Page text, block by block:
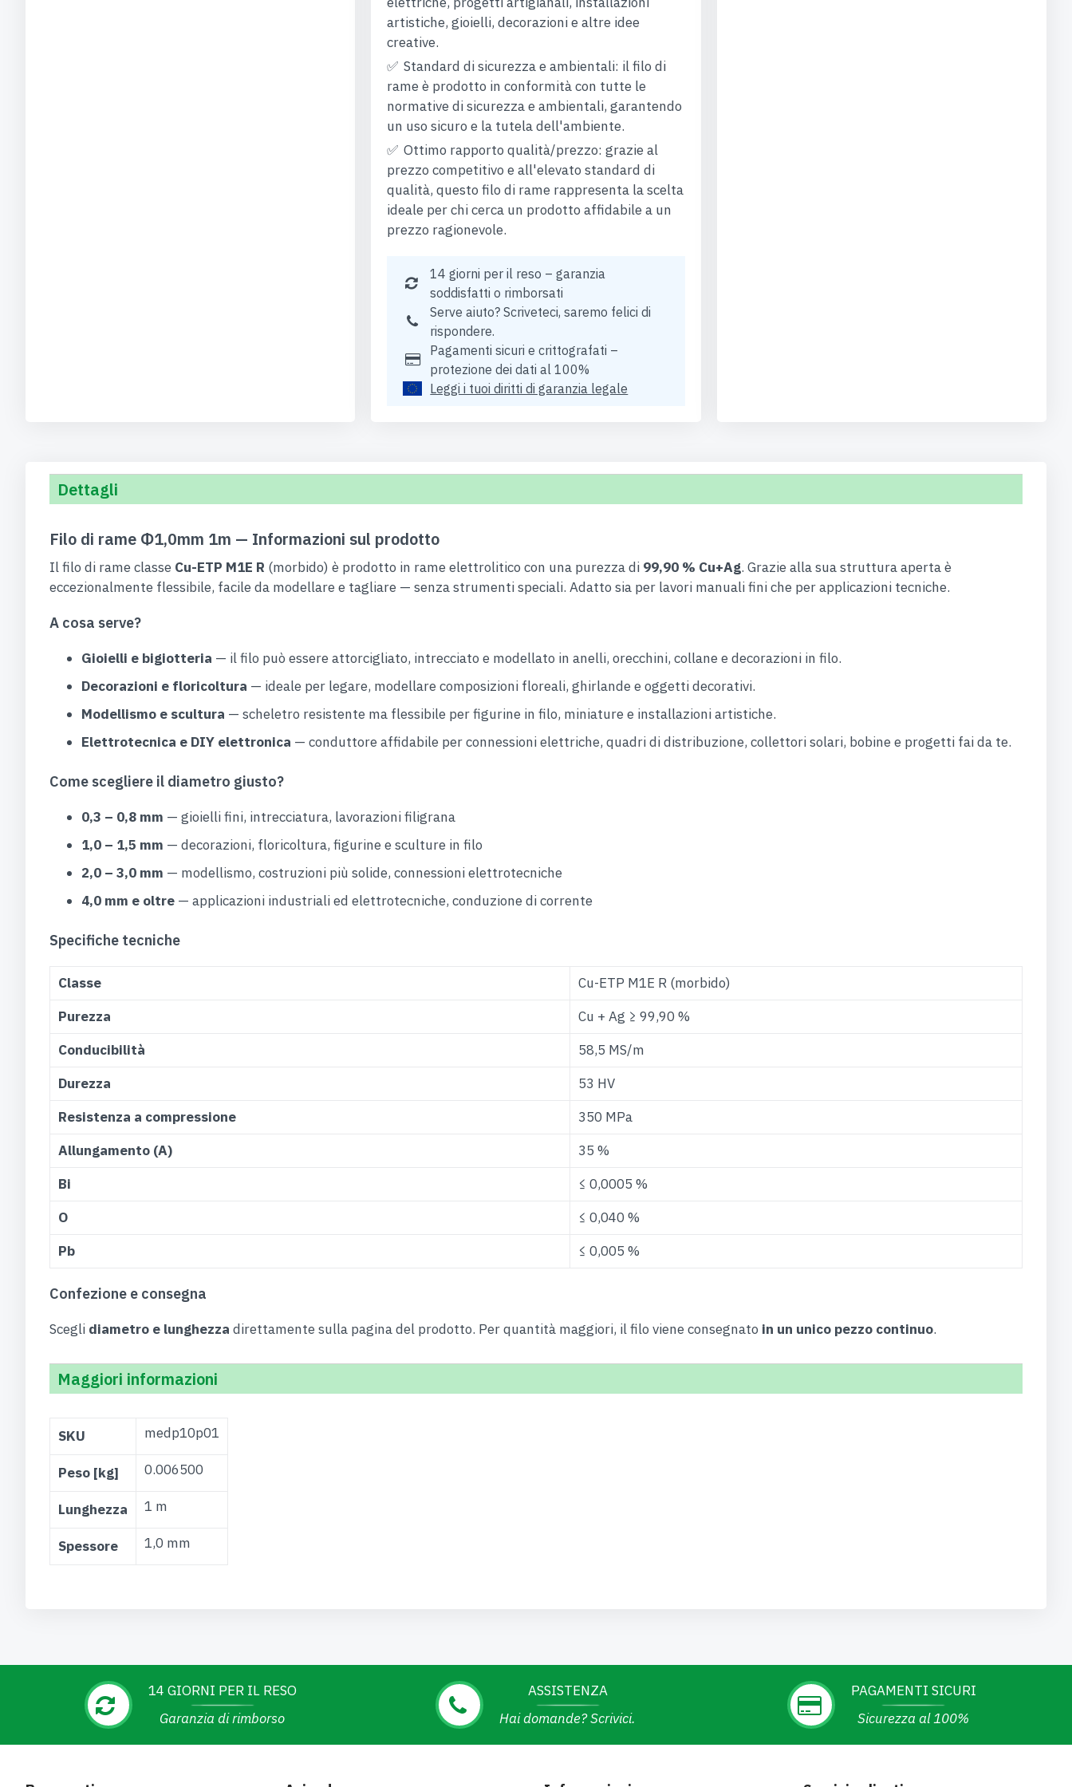
artistiche, gioielli, decorazioni e altre idee
creative.
Standard di sicurezza e ambientali: il filo di
rame è prodotto in conformità con tutte le
normative di sicurezza e ambientali, garantendo
un uso sicuro e la tutela dell'ambiente.
Ottimo rapporto qualità/prezzo: grazie al
prezzo competitivo e all'elevato standard di
qualità, questo filo di rame rappresenta la scelta
ideale per chi cerca un prodotto affidabile a un
prezzo ragionevole.
14 giorni per il reso – garanzia
soddisfatti o rimborsati
Serve aiuto? Scriveteci, saremo felici di
rispondere.
Pagamenti sicuri e crittografati –
protezione dei dati al 100%
Leggi i tuoi diritti di garanzia legale
Dettagli
Filo di rame Φ1,0mm 1m — Informazioni sul prodotto
Il filo di rame classe Cu-ETP M1E R (morbido) è prodotto in rame elettrolitico con una purezza di 99,90 % Cu+Ag. Grazie alla sua struttura aperta è
eccezionalmente flessibile, facile da modellare e tagliare — senza strumenti speciali. Adatto sia per lavori manuali fini che per applicazioni tecniche.
A cosa serve?
Gioielli e bigiotteria — il filo può essere attorcigliato, intrecciato e modellato in anelli, orecchini, collane e decorazioni in filo.
Decorazioni e floricoltura — ideale per legare, modellare composizioni floreali, ghirlande e oggetti decorativi.
Modellismo e scultura — scheletro resistente ma flessibile per figurine in filo, miniature e installazioni artistiche.
Elettrotecnica e DIY elettronica — conduttore affidabile per connessioni elettriche, quadri di distribuzione, collettori solari, bobine e progetti fai da te.
Come scegliere il diametro giusto?
0,3 – 0,8 mm — gioielli fini, intrecciatura, lavorazioni filigrana
1,0 – 1,5 mm — decorazioni, floricoltura, figurine e sculture in filo
2,0 – 3,0 mm — modellismo, costruzioni più solide, connessioni elettrotecniche
4,0 mm e oltre — applicazioni industriali ed elettrotecniche, conduzione di corrente
Specifiche tecniche
Classe
Cu-ETP M1E R (morbido)
Purezza
Cu + Ag ≥ 99,90 %
Conducibilità
58,5 MS/m
Durezza
53 HV
Resistenza a compressione
350 MPa
Allungamento (A)
35 %
Bi
≤ 0,0005 %
O
≤ 0,040 %
Pb
≤ 0,005 %
Confezione e consegna
Scegli diametro e lunghezza direttamente sulla pagina del prodotto. Per quantità maggiori, il filo viene consegnato in un unico pezzo continuo.
Maggiori informazioni
Informazioni
SKU medp10p01
Peso [kg] 0.006500
Lunghezza 1 m
Spessore 1,0 mm
14 GIORNI PER IL RESO
Garanzia di rimborso
ASSISTENZA
Hai domande? Scrivici.
PAGAMENTI SICURI
Sicurezza al 100%